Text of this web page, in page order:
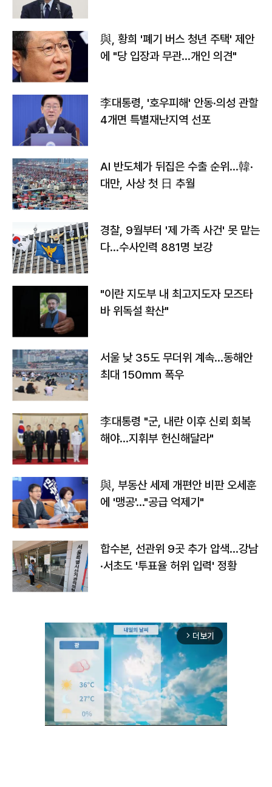
與, 황희 '폐기 버스 청년 주택' 제안
에 "당 입장과 무관…개인 의견"
李대통령, '호우피해' 안동·의성 관할
4개면 특별재난지역 선포
AI 반도체가 뒤집은 수출 순위…韓·
대만, 사상 첫 日 추월
경찰, 9월부터 '제 가족 사건' 못 맡는
다…수사인력 881명 보강
"이란 지도부 내 최고지도자 모즈타
바 위독설 확산"
서울 낮 35도 무더위 계속…동해안
최대 150㎜ 폭우
李대통령 "군, 내란 이후 신뢰 회복
해야…지휘부 헌신해달라"
與, 부동산 세제 개편안 비판 오세훈
에 '맹공'…"공급 억제기"
합수본, 선관위 9곳 추가 압색…강남
·서초도 '투표율 허위 입력' 정황
arrow_forward_ios 더보기